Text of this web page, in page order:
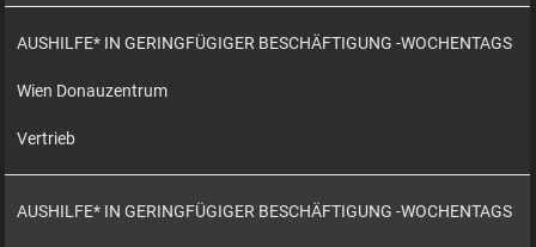
AUSHILFE* IN GERINGFÜGIGER BESCHÄFTIGUNG -WOCHENTAGS
Wien Donauzentrum
Vertrieb
AUSHILFE* IN GERINGFÜGIGER BESCHÄFTIGUNG -WOCHENTAGS